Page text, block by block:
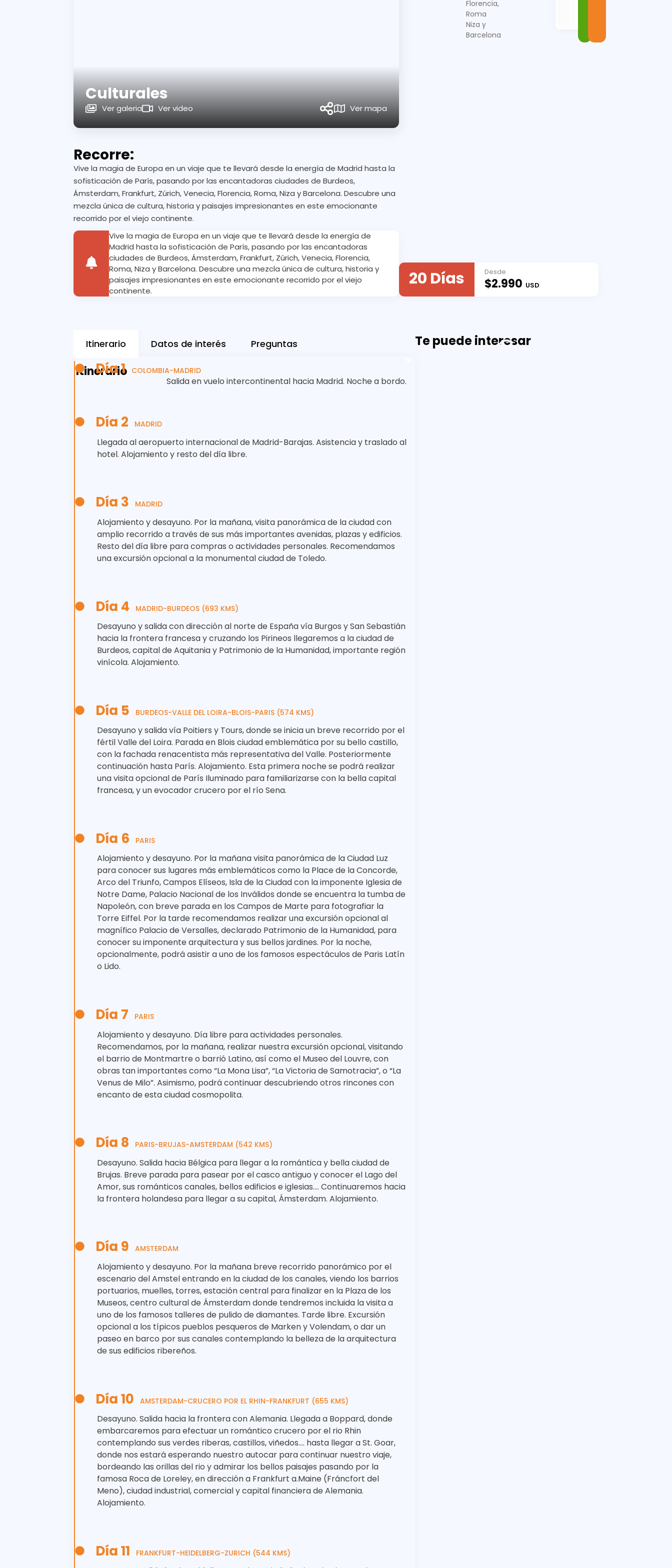
Culturales
Ver galeria Ver video Ver mapa
Florencia,
Roma
Niza y
Barcelona
Recorre:
Vive la magia de Europa en un viaje que te llevará desde la energía de Madrid hasta la
sofisticación de París, pasando por las encantadoras ciudades de Burdeos,
Ámsterdam, Frankfurt, Zúrich, Venecia, Florencia, Roma, Niza y Barcelona. Descubre una
mezcla única de cultura, historia y paisajes impresionantes en este emocionante
recorrido por el viejo continente.
Vive la magia de Europa en un viaje que te llevará desde la energía de
Madrid hasta la sofisticación de París, pasando por las encantadoras
ciudades de Burdeos, Ámsterdam, Frankfurt, Zúrich, Venecia, Florencia,
Roma, Niza y Barcelona. Descubre una mezcla única de cultura, historia y
paisajes impresionantes en este emocionante recorrido por el viejo
continente.
20 Días Desde
$2.990 USD
Itinerario Datos de interés Preguntas
Itinerario
Día 1 COLOMBIA-MADRID
Salida en vuelo intercontinental hacia Madrid. Noche a bordo.
Día 2 MADRID
Llegada al aeropuerto internacional de Madrid-Barajas. Asistencia y traslado al
hotel. Alojamiento y resto del día libre.
Día 3 MADRID
Alojamiento y desayuno. Por la mañana, visita panorámica de la ciudad con
amplio recorrido a través de sus más importantes avenidas, plazas y edificios.
Resto del día libre para compras o actividades personales. Recomendamos
una excursión opcional a la monumental ciudad de Toledo.
Día 4 MADRID-BURDEOS (693 KMS)
Desayuno y salida con dirección al norte de España vía Burgos y San Sebastián
hacia la frontera francesa y cruzando los Pirineos llegaremos a la ciudad de
Burdeos, capital de Aquitania y Patrimonio de la Humanidad, importante región
vinícola. Alojamiento.
Día 5 BURDEOS-VALLE DEL LOIRA-BLOIS-PARIS (574 KMS)
Desayuno y salida vía Poitiers y Tours, donde se inicia un breve recorrido por el
fértil Valle del Loira. Parada en Blois ciudad emblemática por su bello castillo,
con la fachada renacentista más representativa del Valle. Posteriormente
continuación hasta París. Alojamiento. Esta primera noche se podrá realizar
una visita opcional de París Iluminado para familiarizarse con la bella capital
francesa, y un evocador crucero por el río Sena.
Día 6 PARIS
Alojamiento y desayuno. Por la mañana visita panorámica de la Ciudad Luz
para conocer sus lugares más emblemáticos como la Place de la Concorde,
Arco del Triunfo, Campos Elíseos, Isla de la Ciudad con la imponente Iglesia de
Notre Dame, Palacio Nacional de los Inválidos donde se encuentra la tumba de
Napoleón, con breve parada en los Campos de Marte para fotografiar la
Torre Eiffel. Por la tarde recomendamos realizar una excursión opcional al
magnífico Palacio de Versalles, declarado Patrimonio de la Humanidad, para
conocer su imponente arquitectura y sus bellos jardines. Por la noche,
opcionalmente, podrá asistir a uno de los famosos espectáculos de Paris Latín
o Lido.
Día 7 PARIS
Alojamiento y desayuno. Día libre para actividades personales.
Recomendamos, por la mañana, realizar nuestra excursión opcional, visitando
el barrio de Montmartre o barrió Latino, así como el Museo del Louvre, con
obras tan importantes como “La Mona Lisa”, “La Victoria de Samotracia”, o “La
Venus de Milo”. Asimismo, podrá continuar descubriendo otros rincones con
encanto de esta ciudad cosmopolita.
Día 8 PARIS-BRUJAS-AMSTERDAM (542 KMS)
Desayuno. Salida hacia Bélgica para llegar a la romántica y bella ciudad de
Brujas. Breve parada para pasear por el casco antiguo y conocer el Lago del
Amor, sus románticos canales, bellos edificios e iglesias.… Continuaremos hacia
la frontera holandesa para llegar a su capital, Ámsterdam. Alojamiento.
Día 9 AMSTERDAM
Alojamiento y desayuno. Por la mañana breve recorrido panorámico por el
escenario del Amstel entrando en la ciudad de los canales, viendo los barrios
portuarios, muelles, torres, estación central para finalizar en la Plaza de los
Museos, centro cultural de Ámsterdam donde tendremos incluida la visita a
uno de los famosos talleres de pulido de diamantes. Tarde libre. Excursión
opcional a los típicos pueblos pesqueros de Marken y Volendam, o dar un
paseo en barco por sus canales contemplando la belleza de la arquitectura
de sus edificios ribereños.
Día 10 AMSTERDAM-CRUCERO POR EL RHIN-FRANKFURT (655 KMS)
Desayuno. Salida hacia la frontera con Alemania. Llegada a Boppard, donde
embarcaremos para efectuar un romántico crucero por el rio Rhin
contemplando sus verdes riberas, castillos, viñedos…. hasta llegar a St. Goar,
donde nos estará esperando nuestro autocar para continuar nuestro viaje,
bordeando las orillas del rio y admirar los bellos paisajes pasando por la
famosa Roca de Loreley, en dirección a Frankfurt a.Maine (Fráncfort del
Meno), ciudad industrial, comercial y capital financiera de Alemania.
Alojamiento.
Día 11 FRANKFURT-HEIDELBERG-ZURICH (544 KMS)
Te puede interesar